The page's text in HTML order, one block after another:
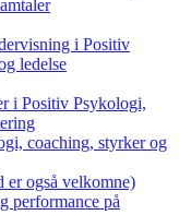
i Positiv
ledelse
i Positiv Psykologi,
coaching, styrker og
også velkomne)
performance på